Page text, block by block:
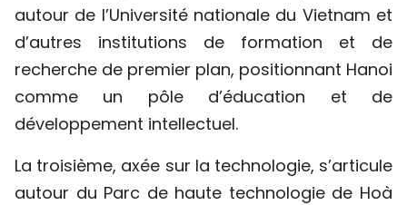
autour de l’Université nationale du Vietnam et
d’autres institutions de formation et de
recherche de premier plan, positionnant Hanoi
comme un pôle d’éducation et de
développement intellectuel.
La troisième, axée sur la technologie, s’articule
autour du Parc de haute technologie de Hoà